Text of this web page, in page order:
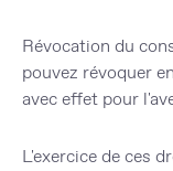
Révocation du
pouvez révoquer
avec effet pour
L'exercice de ces